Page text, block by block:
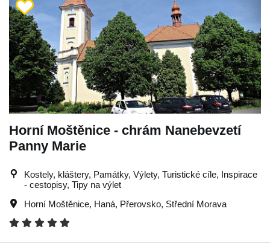
Horní Moštěnice - chrám Nanebevzetí
Panny Marie
Kostely, kláštery, Památky, Výlety, Turistické cíle, Inspirace
- cestopisy, Tipy na výlet
Horní Moštěnice, Haná, Přerovsko, Střední Morava